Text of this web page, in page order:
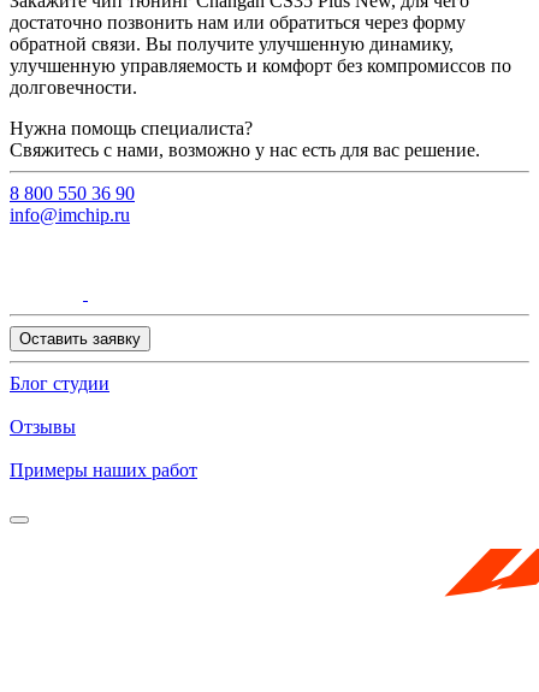
достаточно позвонить нам или обратиться через форму
обратной связи. Вы получите улучшенную динамику,
улучшенную управляемость и комфорт без компромиссов по
долговечности.
Нужна помощь специалиста?
Свяжитесь с нами, возможно у нас есть для вас решение.
8 800 550 36 90
info@imchip.ru
Оставить заявку
Блог студии
Отзывы
Примеры наших работ